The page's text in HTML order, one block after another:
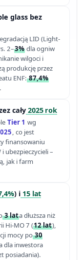
glass bez
LID (Light-
2–3% dla ogniw
wilgoci i
produkcję przez
ENF:87,4%
cały2025 rok
Tier 1 wg
, co jest
finansowaniu
ubezpieczycieli –
jak i farm
) i15 lat
3 lata dłuższa niż
Hi-MO 7 (12 lat),
mocy po30
dla inwestora
posiadania).